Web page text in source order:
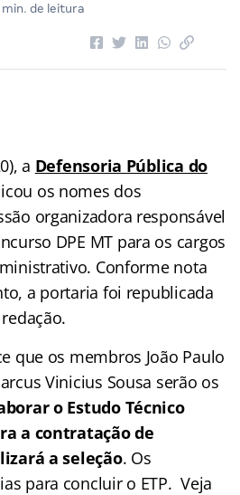
min. de leitura
a Defensoria Pública do
os nomes dos
organizadora responsável
DPE MT para os cargos
Conforme nota
a portaria foi republicada
que os membros João Paulo
Vinicius Sousa serão os
o Estudo Técnico
a contratação de
a seleção. Os
para concluir o ETP. Veja